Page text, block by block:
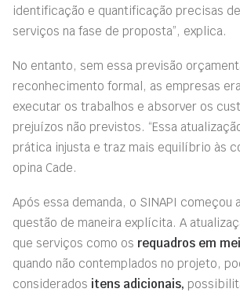
identificação e quantificação precisas
serviços na fase de proposta”, explica.
No entanto, sem essa previsão
reconhecimento formal, as empresas
executar os trabalhos e absorver os
prejuízos não previstos. “Essa
prática injusta e traz mais equilíbrio às
opina Cade.
Após essa demanda, o SINAPI começou
questão de maneira explícita. A
que serviços como os requadros em
quando não contemplados no projeto,
considerados itens adicionais,